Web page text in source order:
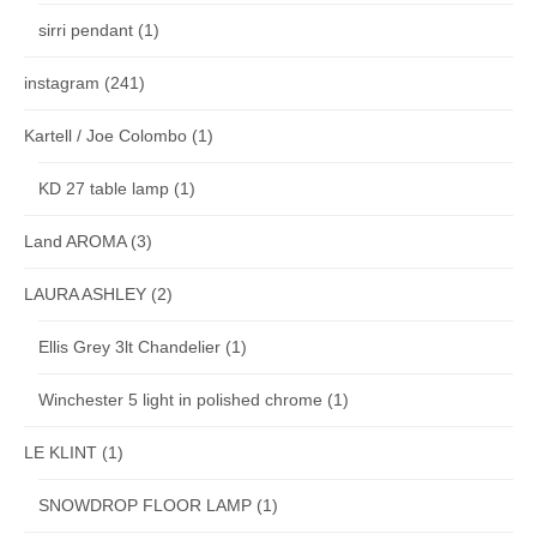
sirri pendant (1)
instagram (241)
Kartell / Joe Colombo (1)
KD 27 table lamp (1)
Land AROMA(3)
LAURA ASHLEY (2)
Ellis Grey 3lt Chandelier (1)
Winchester 5 light in polished chrome (1)
LE KLINT (1)
SNOWDROP FLOOR LAMP (1)